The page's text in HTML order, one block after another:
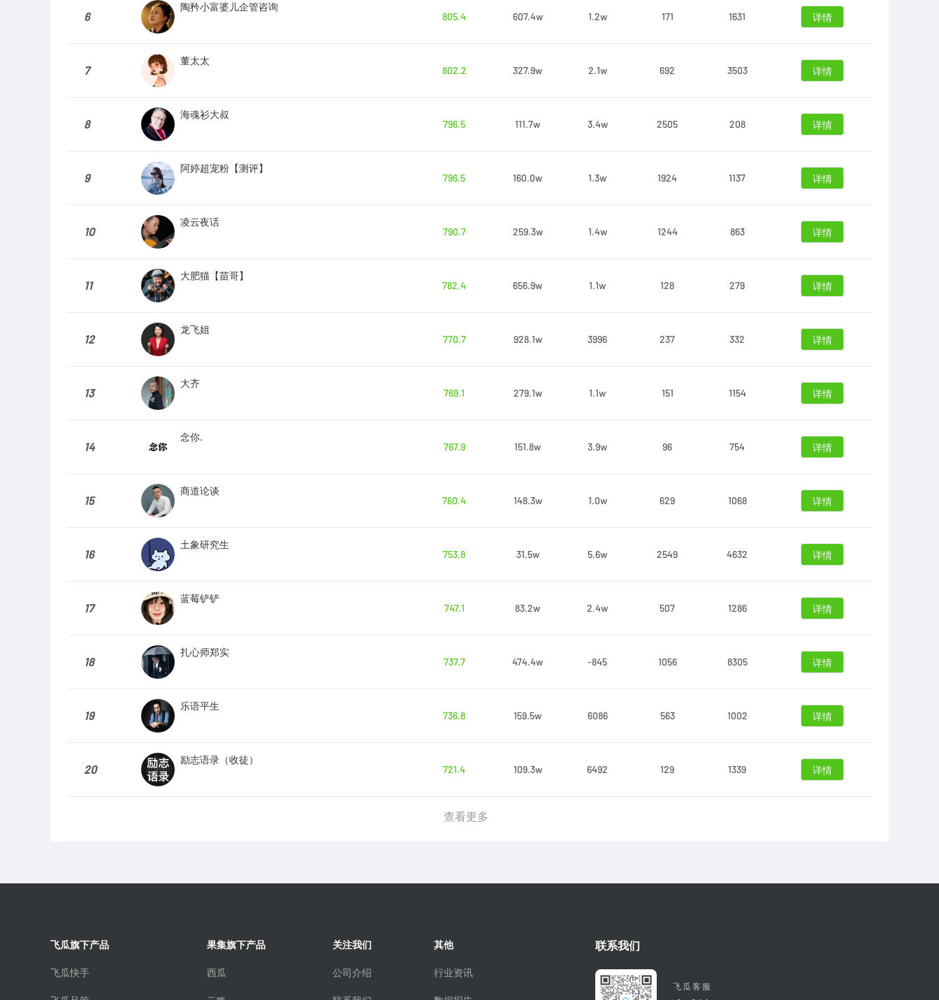
6
陶矜小富婆儿企管咨询
805.4
607.4w 1.2w 171 1631 详情
7
董太太
802.2
327.9w 2.1w 692 3503 详情
8
海魂衫大叔
796.5
111.7w 3.4w 2505 208 详情
9
阿婷超宠粉【测评】
796.5
160.0w 1.3w 1924 1137 详情
10
凌云夜话
790.7
259.3w 1.4w 1244 863 详情
11
大肥猫【苗哥】
782.4
656.9w 1.1w 128 279 详情
12
龙飞姐
770.7
928.1w 3996 237 332 详情
13
大齐
769.1
279.1w 1.1w 151 1154 详情
14
念你.
767.9
151.8w 3.9w 96 754 详情
15
商道论谈
760.4
148.3w 1.0w 629 1068 详情
16
土象研究生
753.8
31.5w 5.6w 2549 4632 详情
17
蓝莓铲铲
747.1
83.2w 2.4w 507 1286 详情
18
扎心师郑实
737.7
474.4w -845 1056 8305 详情
19
乐语平生
736.8
159.5w 6086 563 1002 详情
20
励志语录（收徒）
721.4
109.3w 6492 129 1339 详情
查看更多
飞瓜旗下产品
飞瓜快手
果集旗下产品
西瓜
关注我们
公司介绍
其他
行业资讯
联系我们
飞瓜客服